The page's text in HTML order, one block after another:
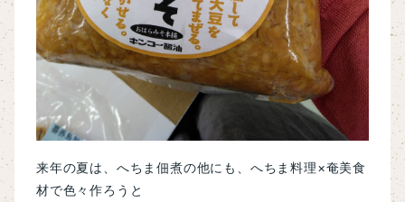
来年の夏は、へちま佃煮の他にも、へちま料理×奄美食
材で色々作ろうと